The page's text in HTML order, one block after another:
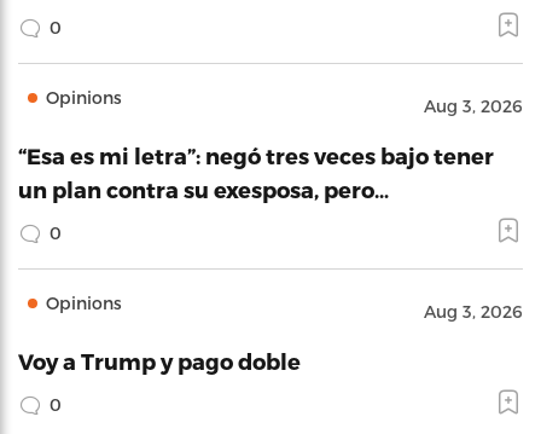
0
Opinions Aug 3, 2026
“Esa es mi letra”: negó tres veces bajo tener
un plan contra su exesposa, pero…
0
Opinions Aug 3, 2026
Voy a Trump y pago doble
0